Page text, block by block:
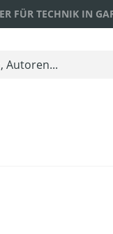
FÜR TECHNIK IN